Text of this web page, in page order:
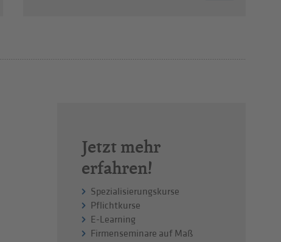
Jetzt mehr
erfahren!
Spezialisierungskurse
Pflichtkurse
E-Learning
Firmenseminare auf Maß